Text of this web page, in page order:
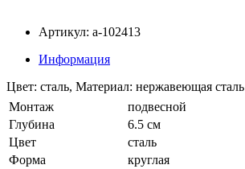
Артикул: a-102413
Информация
Цвет: сталь, Материал: нержавеющая сталь
Монтаж
подвесной
Глубина
6.5 см
Цвет
сталь
Форма
круглая